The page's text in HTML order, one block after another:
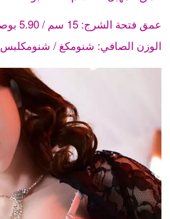
عمق فتحة الشرج: 15 سم / 5.90 بوصة
الوزن الصافي: شنومكغ / شنومكلبس